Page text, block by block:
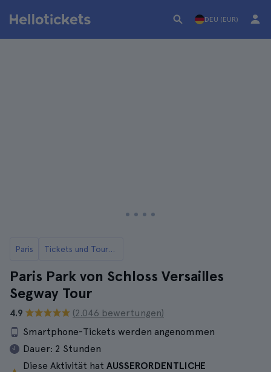
DEU (EUR)
Paris Tickets und Touren für das Schloss Versailles
Paris Park von Schloss Versailles
Segway Tour
4.9
(2.046 bewertungen)
Smartphone-Tickets werden angenommen
Dauer: 2 Stunden
Diese Aktivität hat AUSSERORDENTLICHE